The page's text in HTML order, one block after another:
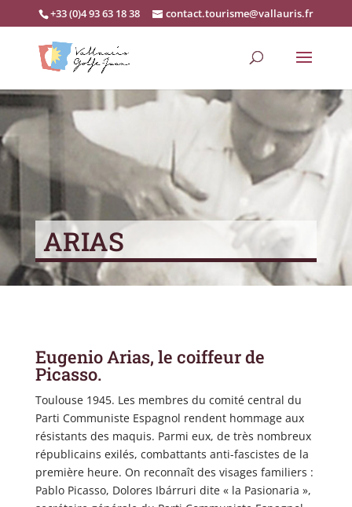
+33 (0)4 93 63 18 38 contact.tourisme@vallauris.fr
ARIAS
Eugenio Arias, le coiffeur de
Picasso.
Toulouse 1945. Les membres du comité central du
Parti Communiste Espagnol rendent hommage aux
résistants des maquis. Parmi eux, de très nombreux
républicains exilés, combattants anti-fascistes de la
première heure. On reconnaît des visages familiers :
Pablo Picasso, Dolores Ibárruri dite « la Pasionaria »,